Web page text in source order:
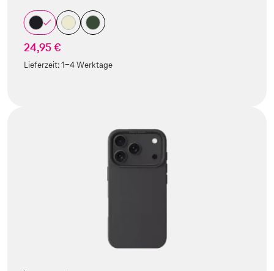
24,95 €
Lieferzeit:1-4 Werktage